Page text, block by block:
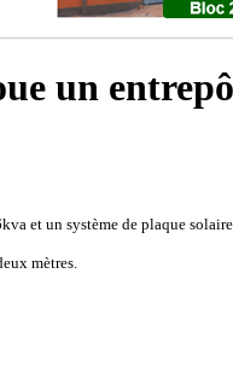
un
et un système de plaque solaire.
mètres.